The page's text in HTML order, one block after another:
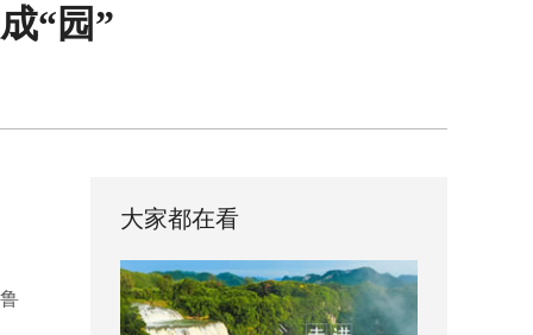
“园”
大家都在看